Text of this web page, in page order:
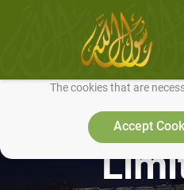
We use cookies to make our site
The cookies that are
Accept